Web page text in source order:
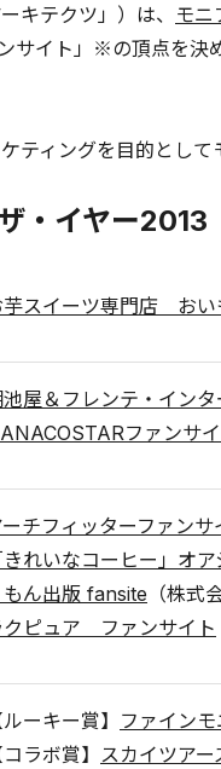
キテクツ」）は、 モ
サイト」※の頂点を決
ティングを目的とし
・イヤー
芋スイーツ専門店 おい
屋＆フレンテ・イン
ファンサ
ーチフィッターファンサ
きれいなコーヒー」オ
もん出版 fansite （株式
クピュア ファンサイト
ルーキー賞】 ファイン
コラボ賞】 スカイツア